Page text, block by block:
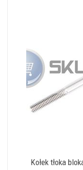
Kołek tłoka